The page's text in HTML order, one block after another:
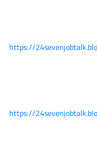
https://
https://